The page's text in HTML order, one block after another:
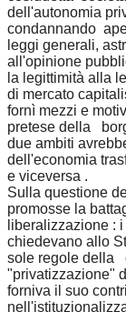
dell'autonomia
condannando
leggi generali,
all'opinione
la legittimità alla
di mercato
fornì mezzi e
pretese della
due ambiti
dell'economia
e viceversa .
Sulla questione
promosse la
liberalizzazione :
chiedevano allo
sole regole della
"privatizzazione"
forniva il suo